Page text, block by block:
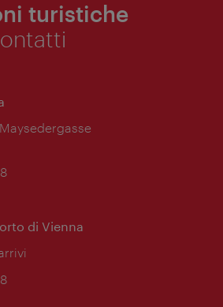
turistiche
di Vienna